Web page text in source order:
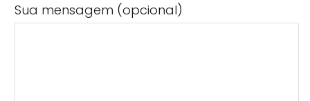
Sua mensagem (opcional)